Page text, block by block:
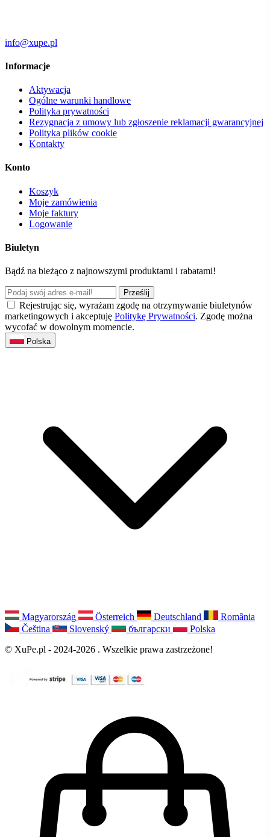
info@xupe.pl
Informacje
Aktywacja
Ogólne warunki handlowe
Polityka prywatności
Rezygnacja z umowy lub zgłoszenie reklamacji gwarancyjnej
Polityka plików cookie
Kontakty
Konto
Koszyk
Moje zamówienia
Moje faktury
Logowanie
Biuletyn
Bądź na bieżąco z najnowszymi produktami i rabatami!
Prześlij
Rejestrując się, wyrażam zgodę na otrzymywanie biuletynów
marketingowych i akceptuję Politykę Prywatności. Zgodę można
wycofać w dowolnym momencie.
Polska
Magyarország Österreich Deutschland
România
Čeština
Slovenský български
Polska
© XuPe.pl - 2024-2026 . Wszelkie prawa zastrzeżone!